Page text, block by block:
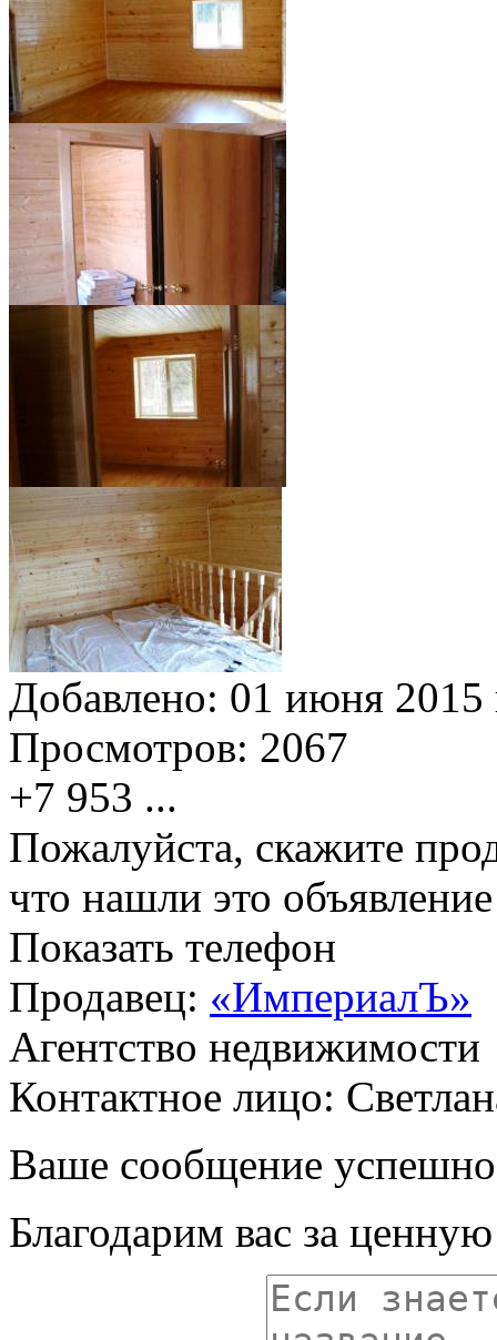
Добавлено: 01 июня 2015
Просмотров: 2067
+7 953 ...
Пожалуйста, скажите
что нашли это
Показать телефон
Продавец: «ИмпериалЪ»
Агентство недвижимости
Контактное лицо:
Ваше сообщение успешно
Благодарим вас за